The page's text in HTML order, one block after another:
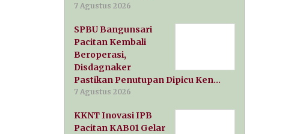
7 Agustus 2026
SPBU Bangunsari
Pacitan Kembali
Beroperasi,
Disdagnaker
Pastikan Penutupan Dipicu Ken…
7 Agustus 2026
KKNT Inovasi IPB
Pacitan KAB01 Gelar